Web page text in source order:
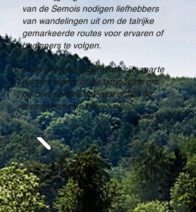
van de Semois nodigen liefhebbers
van wandelingen uit om de talrijke
gemarkeerde routes voor ervaren of
beginners te volgen.
In de ontspanningsruimte zijn aparte
ruimtes ingericht die uitnodigen om
bijvoorbeeld bij het vuur onder de
sterrenhemel te blijven zitten.